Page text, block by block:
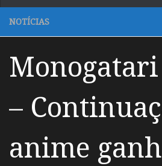
NOTÍCIAS
–
anime